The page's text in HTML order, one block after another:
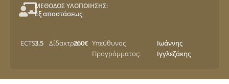
ΜΕΘΟΔΟΣ ΥΛΟΠΟΙΗΣΗΣ:
Εξ αποστάσεως
ECTS:3,5 Δίδακτρα:260€ Υπεύθυνος
Προγράμματος:
Ιωάννης
Ιγγλεζάκης